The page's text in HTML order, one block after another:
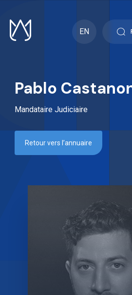
content
EN
Pablo
Mandataire Judiciaire
Retour vers l’annuaire